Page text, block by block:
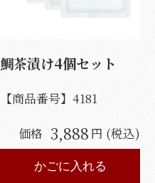
鯛茶漬け4個セット
【商品番号】4181
価格 3,888 円 (税込)
かごに入れる